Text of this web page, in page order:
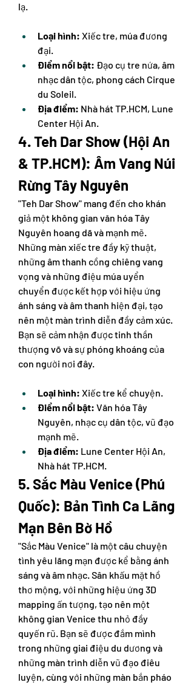
lạ.
Loại hình: Xiếc tre, múa đương
đại.
Điểm nổi bật: Đạo cụ tre nứa, âm
nhạc dân tộc, phong cách Cirque
du Soleil.
Địa điểm: Nhà hát TP.HCM, Lune
Center Hội An.
4. Teh Dar Show (Hội An
& TP.HCM): Âm Vang Núi
Rừng Tây Nguyên
"Teh Dar Show" mang đến cho khán
giả một không gian văn hóa Tây
Nguyên hoang dã và mạnh mẽ.
Những màn xiếc tre đầy kỹ thuật,
những âm thanh cồng chiêng vang
vọng và những điệu múa uyển
chuyển được kết hợp với hiệu ứng
ánh sáng và âm thanh hiện đại, tạo
nên một màn trình diễn đầy cảm xúc.
Bạn sẽ cảm nhận được tinh thần
thượng võ và sự phóng khoáng của
con người nơi đây.
Loại hình: Xiếc tre kể chuyện.
Điểm nổi bật: Văn hóa Tây
Nguyên, nhạc cụ dân tộc, vũ đạo
mạnh mẽ.
Địa điểm: Lune Center Hội An,
Nhà hát TP.HCM.
5. Sắc Màu Venice (Phú
Quốc): Bản Tình Ca Lãng
Mạn Bên Bờ Hồ
"Sắc Màu Venice" là một câu chuyện
tình yêu lãng mạn được kể bằng ánh
sáng và âm nhạc. Sân khấu mặt hồ
thơ mộng, với những hiệu ứng 3D
mapping ấn tượng, tạo nên một
không gian Venice thu nhỏ đầy
quyến rũ. Bạn sẽ được đắm mình
trong những giai điệu du dương và
những màn trình diễn vũ đạo điêu
luyện, cùng với những màn bắn pháo